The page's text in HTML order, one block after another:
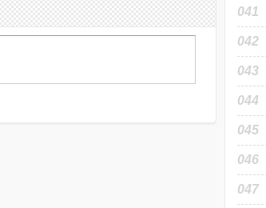
041
042
043
044
045
046
047